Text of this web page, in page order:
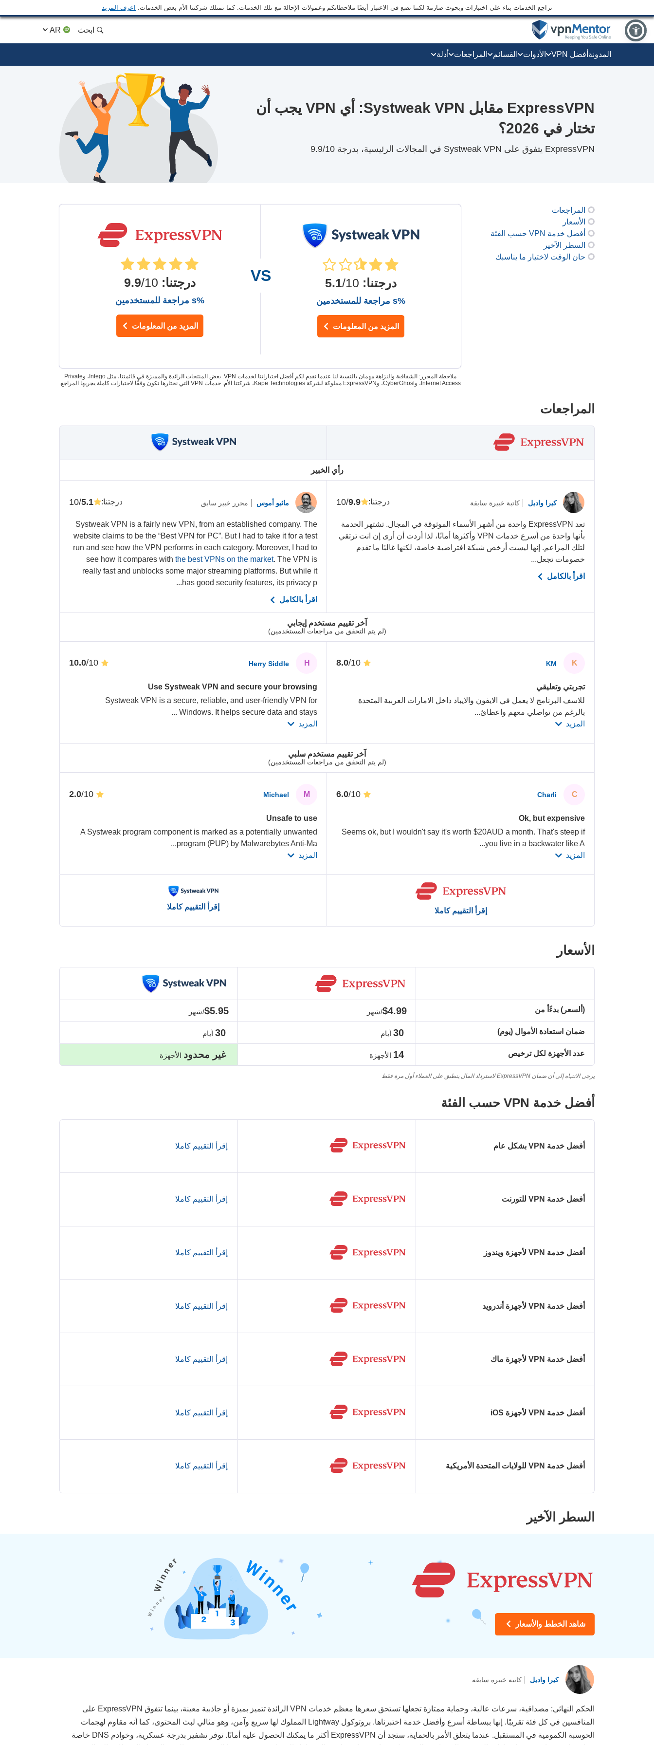
نراجع الخدمات بناء على اختبارات وبحوث صارمة لكننا نضع في الاعتبار أيضًا ملاحظاتكم وعمولات الإحالة مع تلك الخدمات. كما تمتلك شركتنا الأم بعض الخدمات. اعرف المزيد
ابحث
المدونة أفضل VPN الأدوات القسائم المراجعات أدلة
ExpressVPN مقابل Systweak VPN: أي VPN يجب أن
تختار في 2026؟
ExpressVPN يتفوق على Systweak VPN في المجالات الرئيسية، بدرجة 9.9/10
المراجعات
الأسعار
أفضل خدمة VPN حسب الفئة
السطر الآخير
حان الوقت لاختيار ما يناسبك
درجتنا:
/10
%s مراجعة للمستخدمين
المزيد من المعلومات
درجتنا:
/10
%s مراجعة للمستخدمين
المزيد من المعلومات
ملاحظة المحرر: الشفافية والنزاهة مهمان بالنسبة لنا عندما نقدم لكم أفضل اختياراتنا لخدمات VPN. بعض المنتجات الرائدة والمميزة في قائمتنا، مثل Intego، وPrivate
Internet Access، وCyberGhost، وExpressVPN مملوكة لشركة Kape Technologies، شركتنا الأم. خدمات VPN التي نختارها تكون وفقًا لاختبارات كاملة يجريها المراجع.
المراجعات
رأي الخبير
آخر تقييم مستخدم إيجابي
(لم يتم التحقق من مراجعات المستخدمين)
آخر تقييم مستخدم سلبي
(لم يتم التحقق من مراجعات المستخدمين)
كيرا واديل كاتبة خبيرة سابقة درجتنا:
9.9
/10
تعد ExpressVPN واحدة من أشهر الأسماء الموثوقة في المجال. تشتهر الخدمة
بأنها واحدة من أسرع خدمات VPN وأكثرها أمانًا، لذا أردت أن أرى إن انت ترتقي
لتلك المزاعم. إنها ليست أرخص شبكة افتراضية خاصة، لكنها غالبًا ما تقدم
خصومات تجعل...
اقرأ بالكامل
K
KM
/10
تجربتي وتعليقي
للاسف البرنامج لا يعمل في الايفون والايباد داخل الامارات العربية المتحدة
بالرغم من تواصلي معهم واعطائ...
المزيد
C
Charli
/10
Ok, but expensive
Seems ok, but I wouldn't say it's worth $20AUD a month. That's steep if
you live in a backwater like A
...
المزيد
إقرأ التقييم كاملا
ماثيو أموس محرر خبير سابق درجتنا:
5.1
/10
Systweak VPN is a fairly new VPN, from an established company. The
website claims to be the “Best VPN for PC”. But I had to take it for a test
run and see how the VPN performs in each category. Moreover, I had to
see how it compares with the best VPNs on the market. The VPN is
really fast and unblocks some major streaming platforms. But while it
has good security features, its privacy p...
اقرأ بالكامل
H
Herry Siddle
/10
Use Systweak VPN and secure your browsing
Systweak VPN is a secure, reliable, and user-friendly VPN for
Windows. It helps secure data and stays
...
المزيد
M
Michael
/10
Unsafe to use
A Systweak program component is marked as a potentially unwanted
program (PUP) by Malwarebytes Anti-Ma
...
المزيد
إقرأ التقييم كاملا
الأسعار
(ألسعر) بدءًأ من
ضمان استعادة الأموال (يوم)
عدد الأجهزة لكل ترخيص
$4.99/شهر
30أيام
14 الأجهزة
$5.95/شهر
30 أيام
غير محدود الأجهزة
يرجى الانتباه إلى أن ضمان ExpressVPN لاسترداد المال ينطبق على العملاء أول مرة فقط
أفضل خدمة VPN حسب الفئة
أفضل خدمة VPN بشكل عام إقرأ التقييم كاملا
أفضل خدمة VPN للتورنت إقرأ التقييم كاملا
أفضل خدمة VPN لأجهزة ويندوز إقرأ التقييم كاملا
أفضل خدمة VPN لأجهزة أندرويد إقرأ التقييم كاملا
أفضل خدمة VPN لأجهزة ماك إقرأ التقييم كاملا
أفضل خدمة VPN لأجهزة iOS إقرأ التقييم كاملا
أفضل خدمة VPN للولايات المتحدة الأمريكية إقرأ التقييم كاملا
السطر الآخير
شاهد الخطط والأسعار
كيرا واديل كاتبة خبيرة سابقة
الحكم النهائي: مصداقية، سرعات عالية، وحماية ممتازة تجعلها تستحق سعرها معظم خدمات VPN الرائدة تتميز بميزة أو جاذبية معينة، بينما تتفوق ExpressVPN على
المنافسين في كل فئة تقريبًا. إنها ببساطة أسرع وأفضل خدمة اختبرناها. بروتوكول Lightway المملوك لها سريع وآمن، وهو مثالي لبث المحتوى، كما أنه مقاوم لهجمات
الحوسبة الكمومية في المستقبل. عندما يتعلق الأمر بالحماية، ستجد أن ExpressVPN أكثر ما يمكنك الحصول عليه أمانًا. توفر تشفير بدرجة عسكرية، وخوادم DNS خاصة